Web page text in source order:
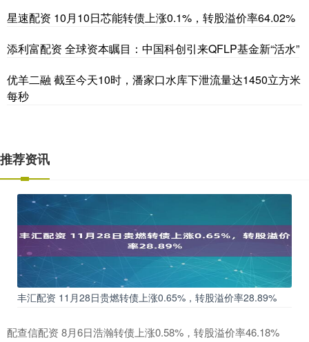
星速配资 10月10日芯能转债上涨0.1%，转股溢价率64.02%
添利富配资 全球资本瞩目：中国科创引来QFLP基金新“活水”
优羊二融 截至今天10时，潘家口水库下泄流量达1450立方米
每秒
推荐资讯
丰汇配资 11月28日贵燃转债上涨0.65%，转股溢价率28.89%
配查信配资 8月6日浩瀚转债上涨0.58%，转股溢价率46.18%